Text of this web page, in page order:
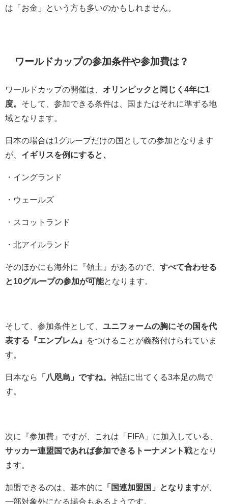
は「お金」という方も多いのかもしれません。
ワールドカップの参加条件や参加費は？
ワールドカップの開催は、 オリンピックと同じく4年に1
度。 そして、参加できる条件は、国またはそれに準ずる地
域となります。
日本の場合は1グループだけの国としての参加となります
が、 イギリスを例にすると、
・イングランド
・ウェールズ
・スコットランド
・北アイルランド
そのほかにも海外に『領土』があるので、 すべて合わせる
と10グループの参加が可能となります。
そして、参加条件として、
ユニフォームの胸にその国を代
表する『エンブレム』
をつけることが義務付けられていま
す。
日本なら 「八咫烏」ですね。 神話に出てくる3本足の烏で
す。
次に『参加費』ですが、これは「FIFA」に加入している、
サッカー連盟国であれば参加できるトーナメント戦となり
ます。
加盟できるのは、基本的に 「国連加盟国」となりますが、
一部対象外になる場合もあるようです。